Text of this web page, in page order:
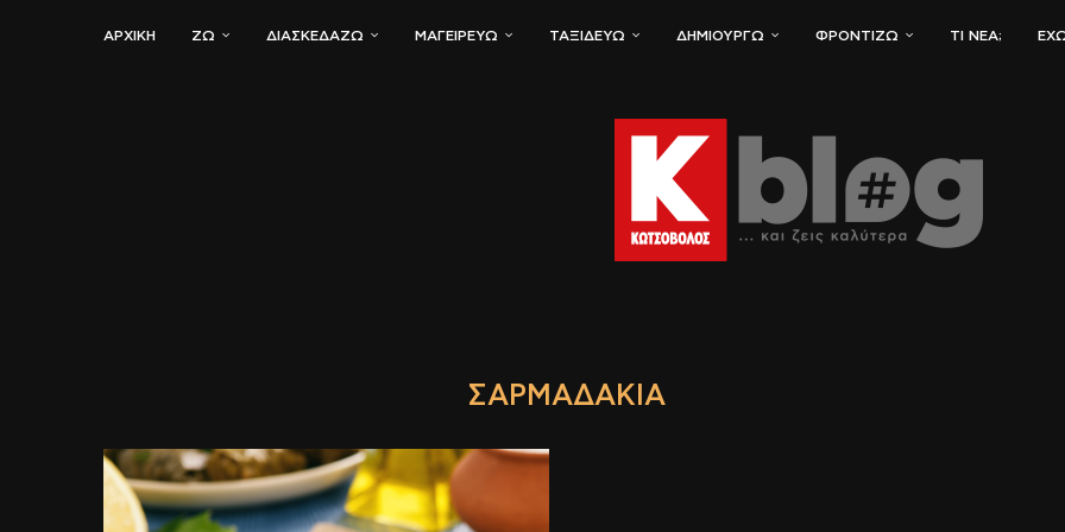
ΑΡΧΙΚΗ ΖΏ ΔΙΑΣΚΕΔΆΖΩ ΜΑΓΕΙΡΕΎΩ ΤΑΞΙΔΕΎΩ ΔΗΜΙΟΥΡΓΏ ΦΡΟΝΤΊΖΩ ΤΙ ΝΈΑ;
ΣΑΡΜΑΔΆΚΙΑ